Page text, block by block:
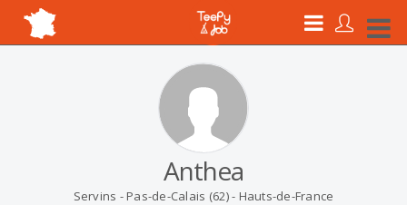
Anthea
Servins - Pas-de-Calais (62) - Hauts-de-France